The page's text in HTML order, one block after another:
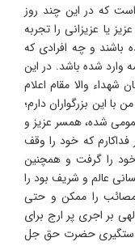
که در این چند روز
یا عزیزانی را تجربه
باشند و چه افرادی که
وارد شده باشد. در این
شهداء والا مقام اعلام
این بزرگواران دارم؛
شده، همسر عزیز و
فداکارم که خود را وقف
را گرفت و همچنین
عالم و شریف بود را
مصائب را ممکن و حتی
بر اجری پر ارج برای
دستگیری حضرت حق جل